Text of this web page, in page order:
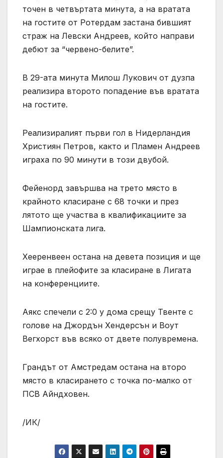
точен в четвъртата минута, а на вратата
на гостите от Ротердам застана бившият
страж на Левски Андреев, който направи
дебют за “червено-белите”.
В 29-ата минута Милош Лукович от дузпа
реализира второто попадение във вратата
на гостите.
Реализиралият първи гол в Нидерландия
Християн Петров, както и Пламен Андреев
играха по 90 минути в този двубой.
Фейенорд завършва на трето място в
крайното класиране с 68 точки и през
лятото ще участва в квалификациите за
Шампионската лига.
Хееренвеен остана на девета позиция и ще
играе в плейофите за класиране в Лигата
на конференциите.
Аякс спечели с 2:0 у дома срещу Твенте с
голове на Джордън Хендерсън и Воут
Вегхорст във всяко от двете полувремена.
Грандът от Амстредам остана на второ
място в класирането с точка по-малко от
ПСВ Айндховен.
/ИК/